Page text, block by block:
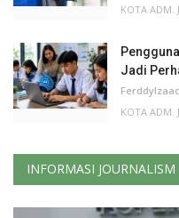
KOTA ADM.
Jadi
FerddyIzaac
KOTA ADM.
INFORMASI JOURNALISM